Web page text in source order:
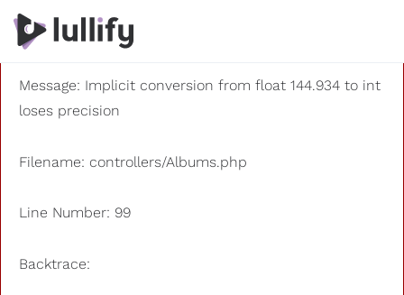
A PHP Error was encountered
Severity: 8192
Message: Implicit conversion from float 144.934 to int
loses precision
Filename: controllers/Albums.php
Line Number: 99
Backtrace: